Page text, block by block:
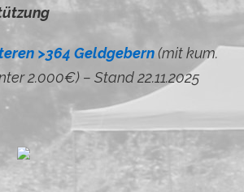
>364 Geldgebern(mit kum.
2.000€) – Stand 22.11.2025